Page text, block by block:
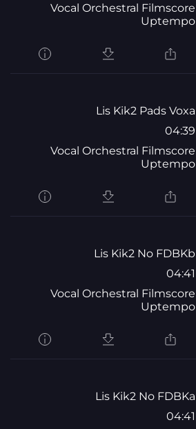
Vocal Orchestral Filmscore
Uptempo
Lis Kik2 Pads Voxa
04:39
Vocal Orchestral Filmscore
Uptempo
Lis Kik2 No FDBKb
04:41
Vocal Orchestral Filmscore
Uptempo
Lis Kik2 No FDBKa
04:41